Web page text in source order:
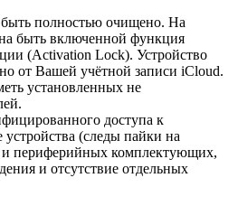
полностью очищено. На
быть включенной функция
(Activation Lock). Устройство
от Вашей учётной записи iCloud.
установленных не
доступа к
устройства (следы пайки на
и периферийных комплектующих,
и отсутствие отдельных